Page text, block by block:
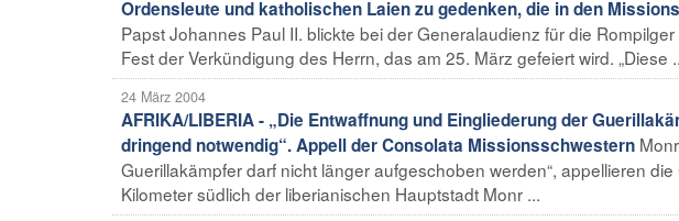
Ordensleute und katholischen Laien zu gedenken, die in den
Papst Johannes Paul II. blickte bei der Generalaudienz für die
Fest der Verkündigung des Herrn, das am 25. März gefeiert wird. „Diese
24 März 2004
AFRIKA/LIBERIA - „Die Entwaffnung und Eingliederung der
dringend notwendig“. Appell der Consolata Missionsschwestern
Guerillakämpfer darf nicht länger aufgeschoben werden“, appellieren
Kilometer südlich der liberianischen Hauptstadt Monr ...